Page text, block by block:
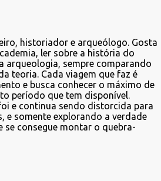
historiador e arqueólogo. Gosta
ler sobre a história do
arqueologia, sempre comparando
teoria. Cada viagem que faz é
e busca conhecer o máximo de
período que tem disponível.
e continua sendo distorcida para
e somente explorando a verdade
se consegue montar o quebra-